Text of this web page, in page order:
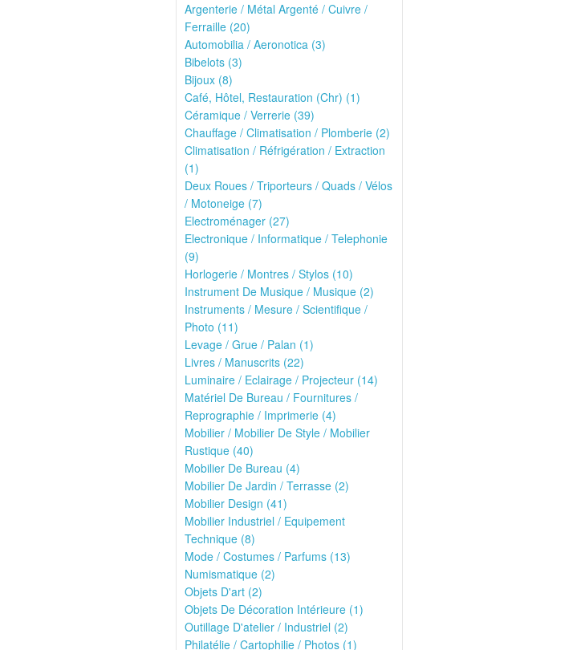
Argenterie / Métal Argenté / Cuivre /
Ferraille (20)
Automobilia / Aeronotica (3)
Bibelots (3)
Bijoux (8)
Café, Hôtel, Restauration (Chr) (1)
Céramique / Verrerie (39)
Chauffage / Climatisation / Plomberie (2)
Climatisation / Réfrigération / Extraction
(1)
Deux Roues / Triporteurs / Quads / Vélos
/ Motoneige (7)
Electroménager (27)
Electronique / Informatique / Telephonie
(9)
Horlogerie / Montres / Stylos (10)
Instrument De Musique / Musique (2)
Instruments / Mesure / Scientifique /
Photo (11)
Levage / Grue / Palan (1)
Livres / Manuscrits (22)
Luminaire / Eclairage / Projecteur (14)
Matériel De Bureau / Fournitures /
Reprographie / Imprimerie (4)
Mobilier / Mobilier De Style / Mobilier
Rustique (40)
Mobilier De Bureau (4)
Mobilier De Jardin / Terrasse (2)
Mobilier Design (41)
Mobilier Industriel / Equipement
Technique (8)
Mode / Costumes / Parfums (13)
Numismatique (2)
Objets D'art (2)
Objets De Décoration Intérieure (1)
Outillage D'atelier / Industriel (2)
Philatélie / Cartophilie / Photos (1)